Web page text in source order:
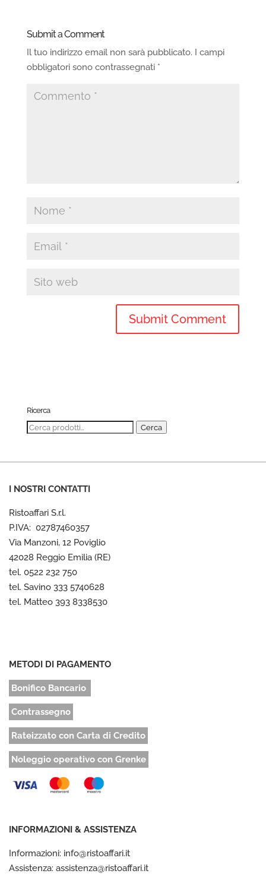
Submit a Comment
Il tuo indirizzo email non sarà pubblicato.
I campi
obbligatori sono contrassegnati *
Ricerca
Cerca: Cerca
I NOSTRI CONTATTI
Ristoaffari S.r.l.
P.IVA: 02787460357
Via Manzoni, 12 Poviglio
42028 Reggio Emilia (RE)
tel. 0522 232 750
tel. Savino 333 5740628
tel. Matteo 393 8338530
METODI DI PAGAMENTO
Bonifico Bancario
Contrassegno
Rateizzato con Carta di Credito
Noleggio operativo con Grenke
INFORMAZIONI & ASSISTENZA
Informazioni: info@ristoaffari.it
Assistenza: assistenza@ristoaffari.it